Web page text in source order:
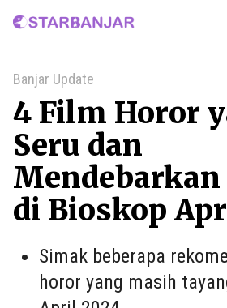
Home
Banjar Update
4 Film Horor
Seru dan
di Bioskop
Simak beberapa
horor yang masih